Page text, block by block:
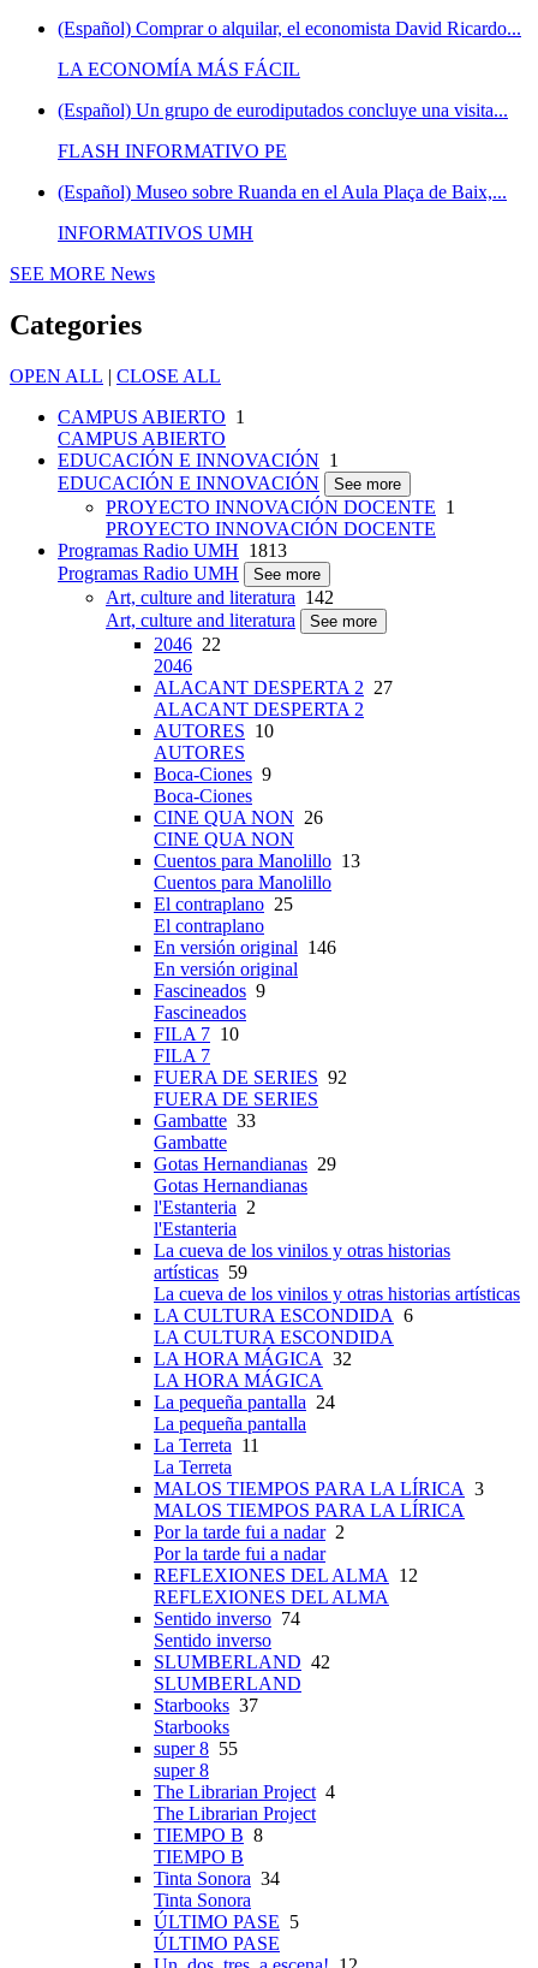
(Español) Comprar o alquilar, el economista David Ricardo...
LA ECONOMÍA MÁS FÁCIL
(Español) Un grupo de eurodiputados concluye una visita...
FLASH INFORMATIVO PE
(Español) Museo sobre Ruanda en el Aula Plaça de Baix,...
INFORMATIVOS UMH
SEE MORE News
Categories
OPEN ALL | CLOSE ALL
CAMPUS ABIERTO 1
CAMPUS ABIERTO
EDUCACIÓN E INNOVACIÓN 1
EDUCACIÓN E INNOVACIÓN
See more
PROYECTO INNOVACIÓN DOCENTE 1
PROYECTO INNOVACIÓN DOCENTE
Programas Radio UMH 1813
Programas Radio UMH
See more
Art, culture and literatura 142
Art, culture and literatura
See more
2046 22
2046
ALACANT DESPERTA 2 27
ALACANT DESPERTA 2
AUTORES 10
AUTORES
Boca-Ciones 9
Boca-Ciones
CINE QUA NON 26
CINE QUA NON
Cuentos para Manolillo 13
Cuentos para Manolillo
El contraplano 25
El contraplano
En versión original 146
En versión original
Fascineados 9
Fascineados
FILA 7 10
FILA 7
FUERA DE SERIES 92
FUERA DE SERIES
Gambatte 33
Gambatte
Gotas Hernandianas 29
Gotas Hernandianas
l'Estanteria 2
l'Estanteria
La cueva de los vinilos y otras historias
artísticas 59
La cueva de los vinilos y otras historias artísticas
LA CULTURA ESCONDIDA 6
LA CULTURA ESCONDIDA
LA HORA MÁGICA 32
LA HORA MÁGICA
La pequeña pantalla 24
La pequeña pantalla
La Terreta 11
La Terreta
MALOS TIEMPOS PARA LA LÍRICA 3
MALOS TIEMPOS PARA LA LÍRICA
Por la tarde fui a nadar2
Por la tarde fui a nadar
REFLEXIONES DEL ALMA
12
REFLEXIONES DEL ALMA
Sentido inverso 74
Sentido inverso
SLUMBERLAND 42
SLUMBERLAND
Starbooks 37
Starbooks
super 8 55
super 8
The Librarian Project 4
The Librarian Project
TIEMPO B 8
TIEMPO B
Tinta Sonora 34
Tinta Sonora
ÚLTIMO PASE 5
ÚLTIMO PASE